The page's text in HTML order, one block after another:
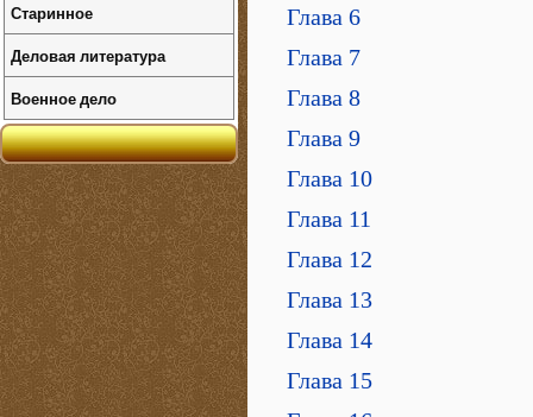
Глава 6
Глава 7
Глава 8
Глава 9
Глава 10
Глава 11
Глава 12
Глава 13
Глава 14
Глава 15
Старинное
Деловая литература
Военное дело